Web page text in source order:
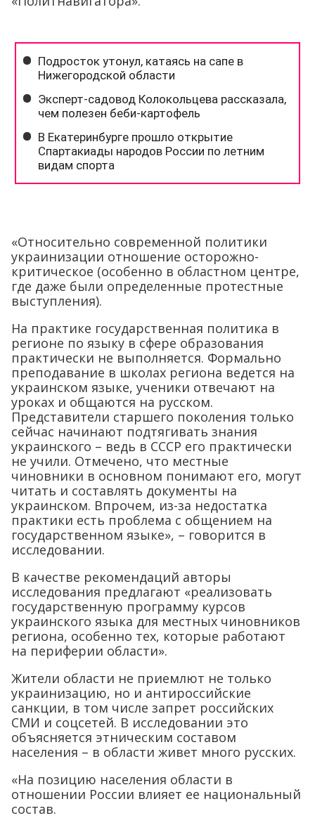
«Относительно современной политики
украинизации отношение осторожно-
критическое (особенно в областном центре,
где даже были определенные протестные
выступления).
На практике государственная политика в
регионе по языку в сфере образования
практически не выполняется. Формально
преподавание в школах региона ведется на
украинском языке, ученики отвечают на
уроках и общаются на русском.
Представители старшего поколения только
сейчас начинают подтягивать знания
украинского – ведь в СССР его практически
не учили. Отмечено, что местные
чиновники в основном понимают его, могут
читать и составлять документы на
украинском. Впрочем, из-за недостатка
практики есть проблема с общением на
государственном языке», – говорится в
исследовании.
В качестве рекомендаций авторы
исследования предлагают «реализовать
государственную программу курсов
украинского языка для местных чиновников
региона, особенно тех, которые работают
на периферии области».
Жители области не приемлют не только
украинизацию, но и антироссийские
санкции, в том числе запрет российских
СМИ и соцсетей. В исследовании это
объясняется этническим составом
населения – в области живет много русских.
«На позицию населения области в
отношении России влияет ее национальный
состав.